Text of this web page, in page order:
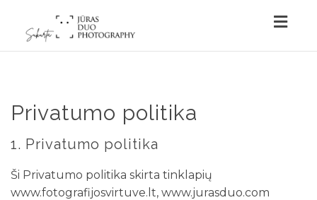
Privatumo politika
1. Privatumo politika
Ši Privatumo politika skirta tinklapių
www.fotografijosvirtuve.lt, www.jurasduo.com